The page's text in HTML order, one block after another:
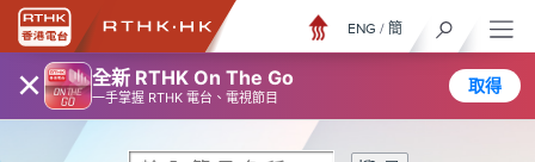
× 全新 RTHK On The Go
一手掌握 RTHK 電台、電視節目
取得
ENG / 簡